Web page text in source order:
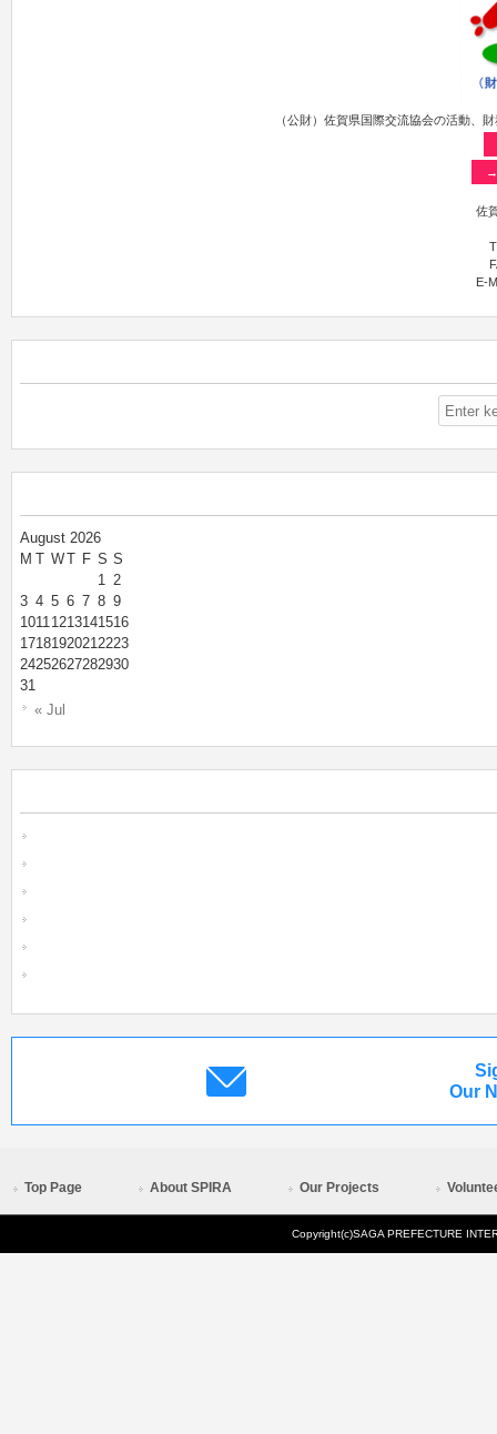
（公財）佐賀県国際交流協会の活動、
→
佐
E-
August 2026
M T WT F S S
« Jul
1 2
3 4 5 6 7 8 9
10111213141516
17181920212223
24252627282930
31
Our
Top Page About SPIRA Our Projects
Copyright(c)SAGA PREFECTURE